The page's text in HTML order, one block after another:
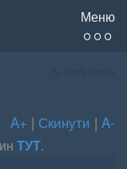
Меню
A+ | Скинути | A-
ТУТ.